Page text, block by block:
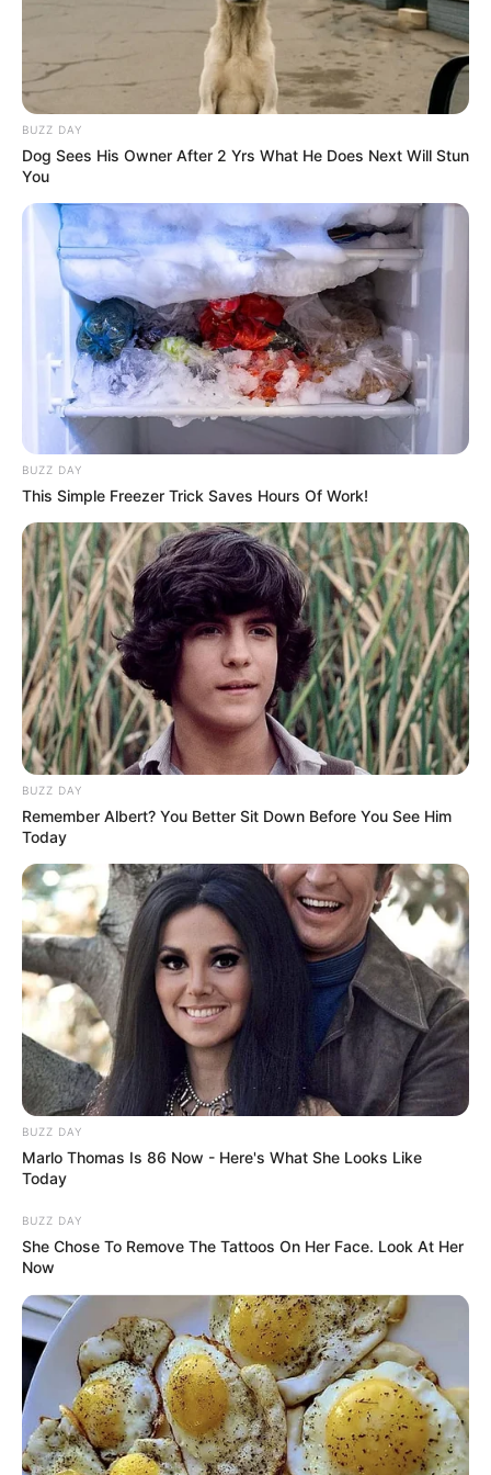
źródło: ScreenRant/Zdj. Universal
OBSERWUJ NAS W GOOGLE NEWS, BY BYĆ NA
Facebook Twitter Google+
Tagi: Dean DeBlois DreamWorks Filmy
Gerard Butler
Jak wytresować smoka
Jak wytresować smoka film aktorski
Jak wytresować smoka Live-action
Mason Thames
Parker
BUZZ DAY
Dog Sees His Owner After 2 Yrs What He Does Next Will Stun
You
BUZZ DAY
This Simple Freezer Trick Saves Hours Of Work!
BUZZ DAY
Remember Albert? You Better Sit Down Before You See Him
Today
BUZZ DAY
Marlo Thomas Is 86 Now - Here's What She Looks Like
Today
BUZZ DAY
She Chose To Remove The Tattoos On Her Face. Look At Her
Now